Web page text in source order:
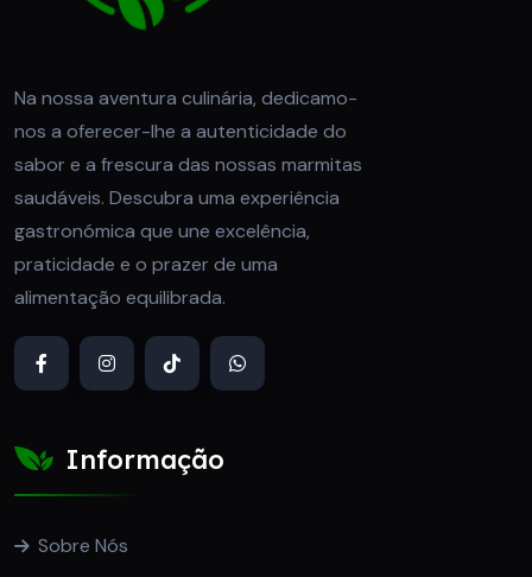
Na nossa aventura culinária, dedicamo-
nos a oferecer-lhe a autenticidade do
sabor e a frescura das nossas marmitas
saudáveis. Descubra uma experiência
gastronómica que une excelência,
praticidade e o prazer de uma
alimentação equilibrada.
Informação
Sobre Nós